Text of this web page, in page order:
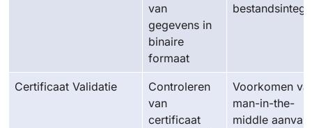
van
gegevens in
binaire
formaat
Certificaat Validatie
Controleren
van
certificaat
Voorkomen
man-in-the-
middle